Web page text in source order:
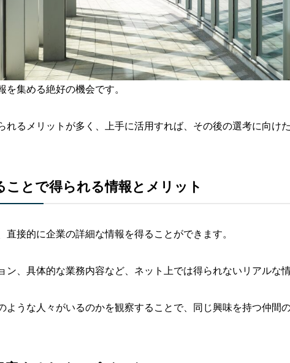
集める絶好の機会です。
れるメリットが多く、上手に活用すれば、その後の選考に向け
ことで得られる情報とメリット
直接的に企業の詳細な情報を得ることができます。
ン、具体的な業務内容など、ネット上では得られないリアルな
ような人々がいるのかを観察することで、同じ興味を持つ仲間